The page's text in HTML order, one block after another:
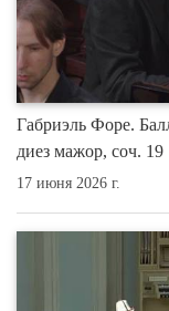
Габриэль Форе.
диез мажор, соч. 19
17 июня 2026 г.